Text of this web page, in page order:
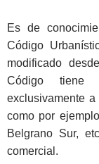
Es de
Código
modificado
Código tiene
exclusivamente
como por
Belgrano Sur,
comercial.